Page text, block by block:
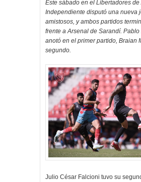
Este sábado en el Libertadores de
Independiente disputó una nueva
amistosos, y ambos partidos
frente a Arsenal de Sarandí.
anotó en el primer partido, Braian
segundo.
Julio César Falcioni tuvo su